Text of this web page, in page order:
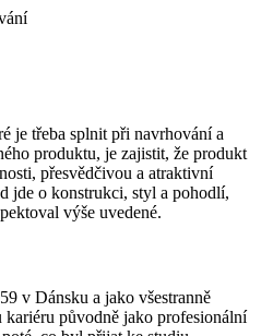
je třeba splnit při navrhování a
produktu, je zajistit, že produkt
přesvědčivou a atraktivní
jde o konstrukci, styl a pohodlí,
výše uvedené.
v Dánsku a jako všestranně
kariéru původně jako profesionální